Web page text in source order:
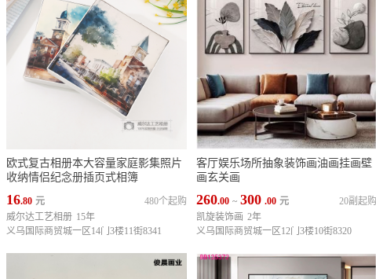
欧式复古相册本大容量家庭影集照片
收纳情侣纪念册插页式相簿
16.80 元
480个起购
威尔达工艺相册 15年
义乌国际商贸城一区14门3楼11街8341
客厅娱乐场所抽象装饰画油画挂画壁
画玄关画
260.00 ~ 300 .00 元
20副起购
凯旋装饰画 2年
义乌国际商贸城一区12门3楼10街8320